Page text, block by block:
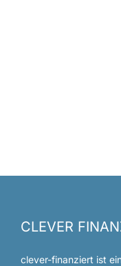
CLEVER
clever-finanziert ist